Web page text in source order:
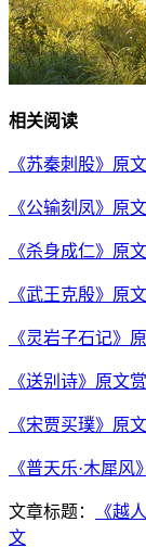
相关阅读
《苏秦刺股》原
《公输刻凤》原
《杀身成仁》原
《武王克殷》原
《灵岩子石记》
《送别诗》原文
《宋贾买璞》原
《普天乐·木犀
文章标题：
《越
文